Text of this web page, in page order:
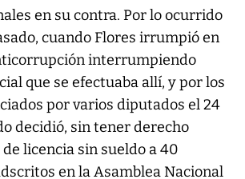
en su contra. Por lo ocurrido
cuando Flores irrumpió en
interrumpiendo
que se efectuaba allí, y por los
por varios diputados el 24
decidió, sin tener derecho
licencia sin sueldo a 40
en la Asamblea Nacional